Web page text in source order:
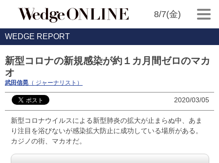
8/7(金)
WEDGE REPORT
新型コロナの新規感染が約１カ月間ゼロのマカ
オ
武田信晃 （ ジャーナリスト）
2020/03/05
新型コロナウイルスによる新型肺炎の拡大が止まらぬ中、あま
り注目を浴びないが感染拡大防止に成功している場所がある。
カジノの街、マカオだ。